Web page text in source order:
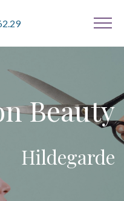
Beauty
Hildegarde